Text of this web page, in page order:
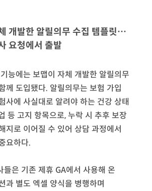
개발한 알릴의무 수집 템플릿…
요청에서 출발
능에는 보맵이 자체 개발한 알릴의무
께 도입됐다. 알릴의무는 보험 가입
사에 사실대로 알려야 하는 건강 상태
등 고지 항목으로, 누락 시 추후 보장
지로 이어질 수 있어 상담 과정에서
요하다.
들은 기존 제휴 GA에서 사용해 온
과 별도 엑셀 양식을 병행하며